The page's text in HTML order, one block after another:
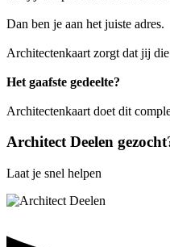
Dan ben je aan het juiste adres.
Architectenkaart zorgt dat jij
Het gaafste gedeelte?
Architectenkaart doet dit
Architect Deelen
Laat je snel helpen